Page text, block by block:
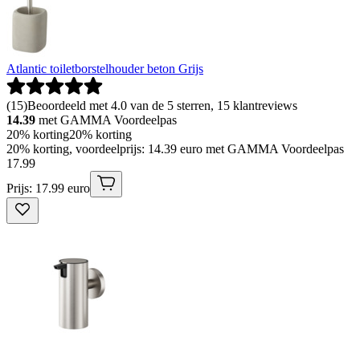
Atlantic toiletborstelhouder beton Grijs
(15)Beoordeeld met 4.0 van de 5 sterren, 15 klantreviews
14.39 met GAMMA Voordeelpas
20% korting20% korting
20% korting, voordeelprijs: 14.39 euro met GAMMA Voordeelpas
17.99
Prijs: 17.99 euro